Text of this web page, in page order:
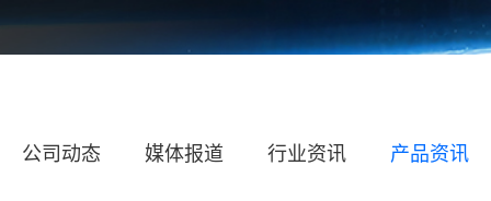
公司动态 媒体报道 行业资讯 产品资讯